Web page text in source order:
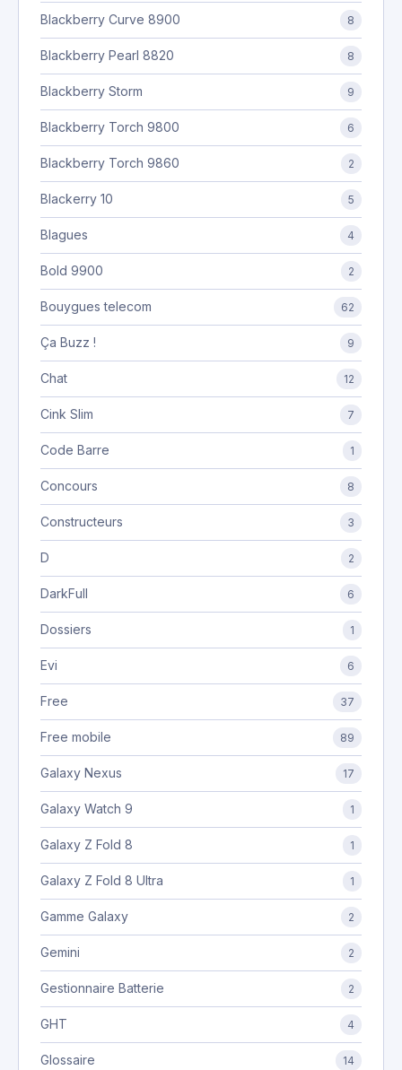
Blackberry Curve 8900 8
Blackberry Pearl 8820 8
Blackberry Storm 9
Blackberry Torch 9800 6
Blackberry Torch 9860 2
Blackerry 10 5
Blagues 4
Bold 9900 2
Bouygues telecom 62
Ça Buzz ! 9
Chat 12
Cink Slim 7
Code Barre 1
Concours 8
Constructeurs 3
D 2
DarkFull 6
Dossiers 1
Evi 6
Free 37
Free mobile 89
Galaxy Nexus 17
Galaxy Watch 9 1
Galaxy Z Fold 8 1
Galaxy Z Fold 8 Ultra 1
Gamme Galaxy 2
Gemini 2
Gestionnaire Batterie 2
GHT 4
Glossaire 14